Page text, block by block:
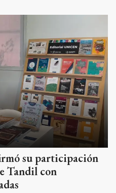
su participación
Tandil con